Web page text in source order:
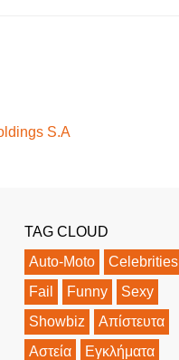
TAG CLOUD
Auto-Moto
Celebrities
Fail
Funny
Sexy
Showbiz
Απίστευτα
Αστεία
Εγκλήματα